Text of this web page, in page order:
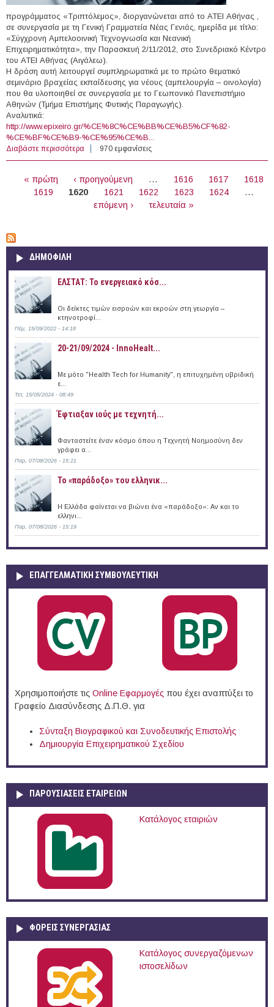
προγράμματος «Τριπτόλεμος», διοργανώνεται από το ΑΤΕΙ Αθήνας ,
σε συνεργασία με τη Γενική Γραμματεία Νέας Γενιάς, ημερίδα με τίτλο:
«Σύγχρονη Αμπελοοινική Τεχνογνωσία και Νεανική
Επιχειρηματικότητα», την Παρασκευή 2/11/2012, στο Συνεδριακό Κέντρο
του ΑΤΕΙ Αθήνας (Αιγάλεω).
Η δράση αυτή λειτουργεί συμπληρωματικά με το πρώτο θεματικό
σεμινάριο βραχείας εκπαίδευσης για νέους (αμπελουργία – οινολογία)
που θα υλοποιηθεί σε συνεργασία με το Γεωπονικό Πανεπιστήμιο
Αθηνών (Τμήμα Επιστήμης Φυτικής Παραγωγής).
Αναλυτικά:
http://www.epixeiro.gr/%CE%8C%CE%BB%CE%B5%CF%82-
%CE%BF%CE%B9-%CE%95%CE%B...
Διαβάστε περισσότερα για 02/11/2012 - Ημερίδα με θέμα: "Σύγχρονη
Αμπελοοινική Τεχνογνωσία και Νεανική
970 εμφανίσεις
« πρώτη ‹ προηγούμενη … 1616 1617
1618
1619
1620 1621 1622 1623 1624
…
επόμενη ›
τελευταία »
ΔΗΜΟΦΙΛΗ
ΕΛΣΤΑΤ: Το ενεργειακό κόσ...
Οι δείκτες τιμών εισροών και εκροών στη γεωργία –
κτηνοτροφί...
Πέμ, 15/09/2022 - 14:18
20-21/09/2024 - InnoHealt...
Με μότο "Health Tech for Humanity", η επιτυχημένη υβριδική
ε...
Τετ, 15/05/2024 - 08:49
Έφτιαξαν ιούς με τεχνητή...
Φανταστείτε έναν κόσμο όπου η Tεχνητή Nοημοσύνη δεν
γράφει α...
Παρ, 07/08/2026 - 15:21
Το «παράδοξο» του ελληνικ...
Η Ελλάδα φαίνεται να βιώνει ένα «παράδοξο»: Αν και το
ελληνι...
Παρ, 07/08/2026 - 15:19
ΕΠΑΓΓΕΛΜΑΤΙΚΉ ΣΥΜΒΟΥΛΕΥΤΙΚΉ
Χρησιμοποιήστε τις Online Eφαρμογές που έχει αναπτύξει το
Γραφείο Διασύνδεσης Δ.Π.Θ. για
Σύνταξη Βιογραφικού και Συνοδευτικής Επιστολής
Δημιουργία Επιχειρηματικού Σχεδίου
ΠΑΡΟΥΣΙΆΣΕΙΣ ΕΤΑΙΡΕΙΏΝ
Κατάλογος εταιριών
ΦΟΡΕΙΣ ΣΥΝΕΡΓΑΣΙΑΣ
Κατάλογος συνεργαζόμενων
ιστοσελίδων